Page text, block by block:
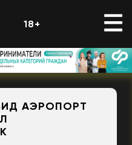
18+
АЭРОПОРТ